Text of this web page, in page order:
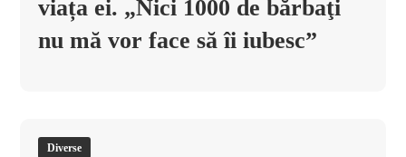
viața ei. „Nici 1000 de bărbaţi
nu mă vor face să îi iubesc”
Diverse